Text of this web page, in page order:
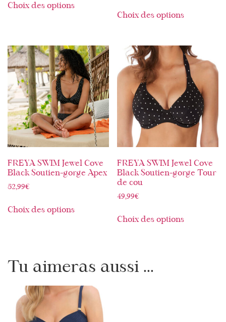
Choix des options
Choix des options
FREYA SWIM Jewel Cove
Black Soutien-gorge Apex
52,99€
Choix des options
FREYA SWIM Jewel Cove
Black Soutien-gorge Tour
de cou
49,99€
Choix des options
Tu aimeras aussi ...